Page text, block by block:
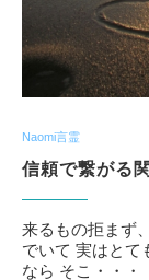
Naomi言霊
信頼で繋がる
来るもの拒まず
でいて 実はとて
なら そこ・・・